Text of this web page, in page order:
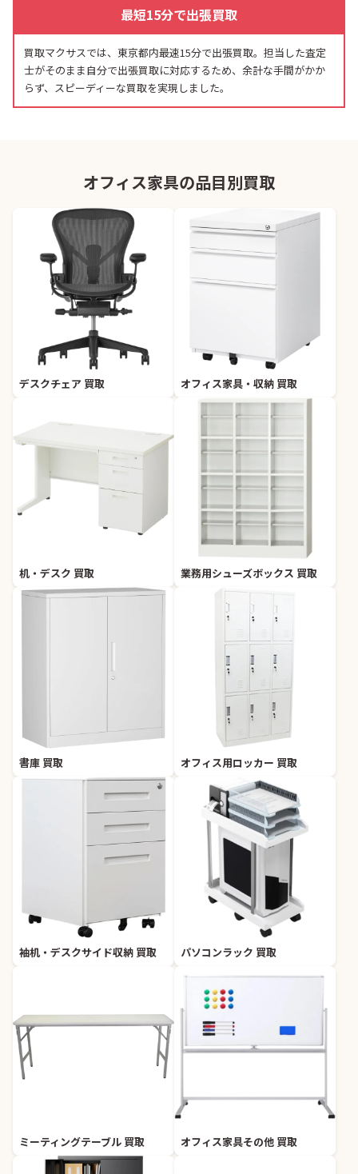
最短15分で出張買取
買取マクサスでは、東京都内最速15分で出張買取。担当した査定
士がそのまま自分で出張買取に対応するため、余計な手間がかか
らず、スピーディーな買取を実現しました。
オフィス家具の品目別買取
デスクチェア 買取 オフィス家具・収納 買取
机・デスク 買取 業務用シューズボックス 買取
書庫 買取 オフィス用ロッカー 買取
袖机・デスクサイド収納 買取 パソコンラック 買取
ミーティングテーブル 買取 オフィス家具その他 買取